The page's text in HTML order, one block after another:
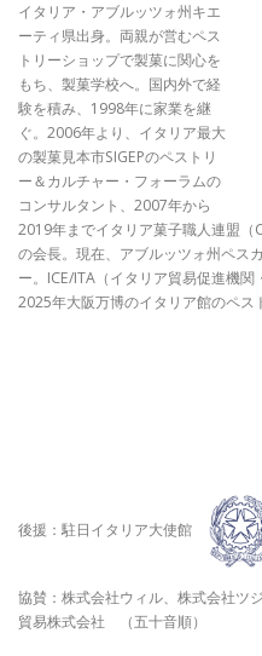
イタリア・アブルッツォ州キエ
ーティ県出身。両親が営むペス
トリーショップで製菓に関心を
もち、製菓学校へ。国内外で経
験を積み、1998年に家業を継
ぐ。2006年より、イタリア最大
の製菓見本市SIGEPのペストリ
ー＆カルチャー・フォーラムの
コンサルタント、2007年から
2019年までイタリア菓子職人連盟
の会長。現在、アブルッツォ州ペ
ー。ICE/ITA（イタリア貿易促進機
2025年大阪万博のイタリア館のペス
後援：駐日イタリア大使館
協賛：株式会社ウィル、株式会社ツ
貿易株式会社 （五十音順）